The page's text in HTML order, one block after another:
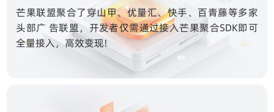
芒果联盟聚合了穿山甲、优量汇、快手、百青藤等多家
头部广 告联盟，开发者仅需通过接入芒果聚合SDK即可
全量接入，高效变现!